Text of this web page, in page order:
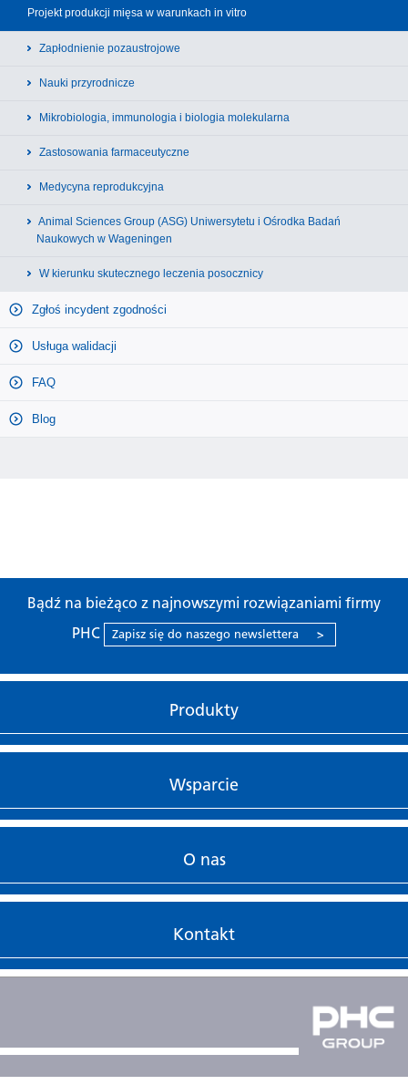
Projekt produkcji mięsa w warunkach in vitro
Zapłodnienie pozaustrojowe
Nauki przyrodnicze
Mikrobiologia, immunologia i biologia molekularna
Zastosowania farmaceutyczne
Medycyna reprodukcyjna
Animal Sciences Group (ASG) Uniwersytetu i Ośrodka Badań
Naukowych w Wageningen
W kierunku skutecznego leczenia posocznicy
Zgłoś incydent zgodności
Usługa walidacji
FAQ
Blog
Bądź na bieżąco z najnowszymi rozwiązaniami firmy
PHC
Zapisz się do naszego newslettera >
Produkty
Wsparcie
O nas
Kontakt